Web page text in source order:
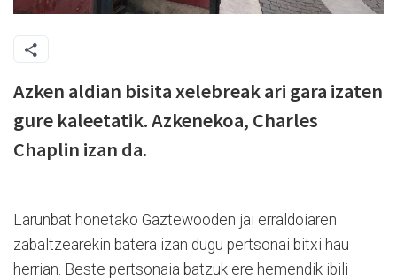
Azken aldian bisita xelebreak ari gara izaten
gure kaleetatik. Azkenekoa, Charles
Chaplin izan da.
Larunbat honetako Gaztewooden jai erraldoiaren
zabaltzearekin batera izan dugu pertsonai bitxi hau
herrian. Beste pertsonaia batzuk ere hemendik ibili